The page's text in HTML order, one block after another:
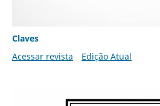
Claves
Acessar revista
Edição Atual